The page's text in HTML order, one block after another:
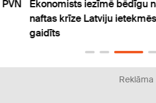
Ekonomists iezīmē bēdīgu
naftas krīze Latviju
gaidīts
Reklāma